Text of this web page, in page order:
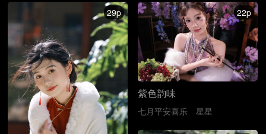
29p 22p
紫色韵味
七月平安喜乐 星星